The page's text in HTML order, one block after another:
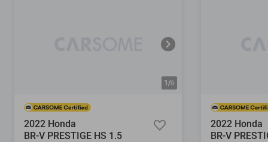
1/6
2022 Honda
BR-V PRESTIGE HS 1.5
2022 Honda
BR-V